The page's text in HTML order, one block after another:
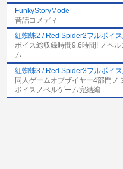
FunkyStoryMode
昔話コメディ
紅蜘蛛2 / Red Spider2フルボイ
ボイス総収録時間9.6時間! ノベ
ム
紅蜘蛛3 / Red Spider3フルボイ
同人ゲームオブザイヤー4部門
ボイスノベルゲーム完結編